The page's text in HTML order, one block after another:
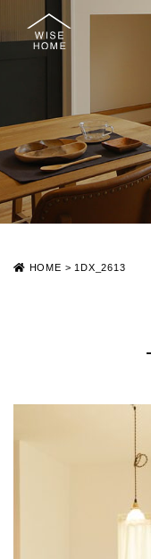
HOME > 1DX_2613